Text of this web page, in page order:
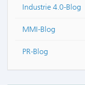
Industrie 4.0-Blog
MMI-Blog
PR-Blog